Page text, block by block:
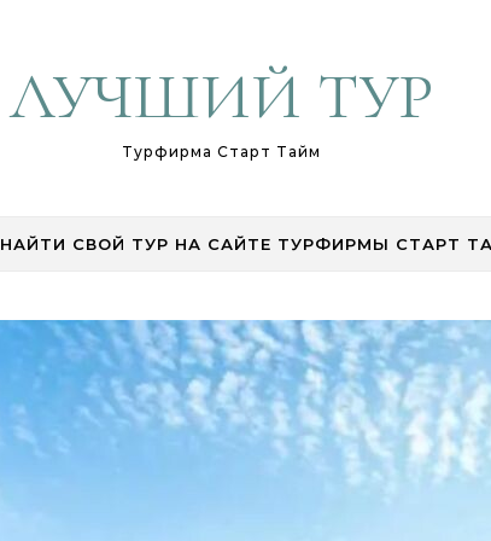
ЛУЧШИЙ ТУР
Турфирма Старт Тайм
НАЙТИ СВОЙ ТУР НА САЙТЕ ТУРФИРМЫ СТАРТ